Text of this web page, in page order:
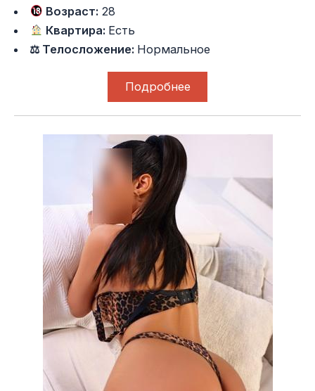
Возраст: 28
Квартира: Есть
⚖ Телосложение: Нормальное
Подробнее